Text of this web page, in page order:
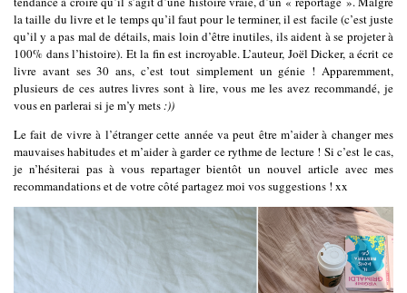
la taille du livre et le temps qu’il faut pour le terminer, il est facile (c’est juste
qu’il y a pas mal de détails, mais loin d’être inutiles, ils aident à se projeter à
100% dans l’histoire). Et la fin est incroyable. L’auteur, Joël Dicker, a écrit ce
livre avant ses 30 ans, c’est tout simplement un génie ! Apparemment,
plusieurs de ces autres livres sont à lire, vous me les avez recommandé, je
vous en parlerai si je m’y mets:))
Le fait de vivre à l’étranger cette année va peut être m’aider à changer mes
mauvaises habitudes et m’aider à garder ce rythme de lecture ! Si c’est le cas,
je n’hésiterai pas à vous repartager bientôt un nouvel article avec mes
recommandations et de votre côté partagez moi vos suggestions ! xx